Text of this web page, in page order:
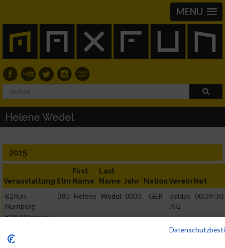
MENU
Helene Wedel
2015
Veranstaltung Stnr
First
Name
Last
Name Jahr NationVerein Net
B2Run
Nürnberg
B2RUN Nürnberg
385 Helene Wedel 0000 GER
adidas
AG
Nürnberg
adidas